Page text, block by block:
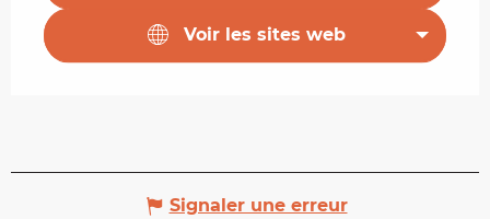
Voir les sites web
Signaler une erreur